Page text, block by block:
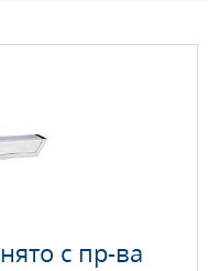
с пр-ва